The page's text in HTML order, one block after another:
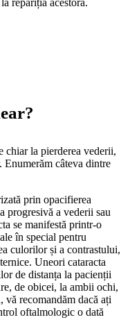
repariția acestora.
la pierderea vederii,
Enumerăm câteva dintre
prin opacifierea
progresivă a vederii sau
se manifestă printr-o
în special pentru
culorilor și a contrastului,
Uneori cataracta
de distanța la pacienții
de obicei, la ambii ochi,
vă recomandăm dacă ați
oftalmologic o dată